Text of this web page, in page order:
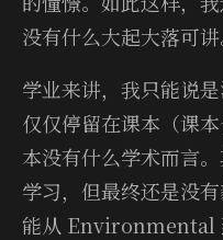
没有什么大起大落可讲
学业来讲，我只能说
仅仅停留在课本（课
本没有什么学术而言
学习，但最终还是没
能从